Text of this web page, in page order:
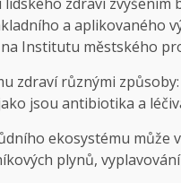
a aplikovaného
Institutu městského
zdraví různými
jsou antibiotika a
ekosystému
plynů,